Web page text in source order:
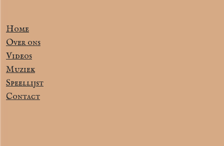
Home
Over ons
Videos
Muziek
Speellijst
Contact